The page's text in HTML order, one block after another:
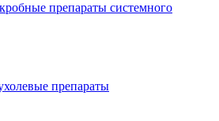
препараты системного
препараты